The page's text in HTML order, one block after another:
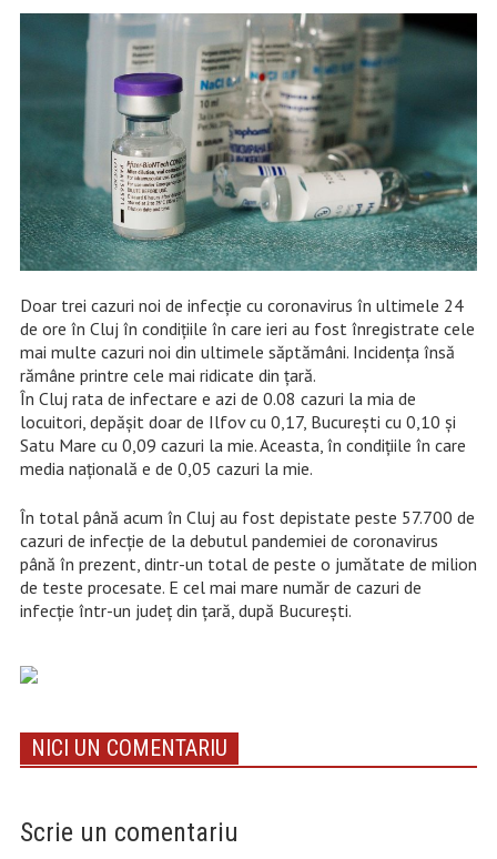
Doar trei cazuri noi de infecție cu coronavirus în ultimele 24
de ore în Cluj în condițiile în care ieri au fost înregistrate cele
mai multe cazuri noi din ultimele săptămâni. Incidența însă
rămâne printre cele mai ridicate din țară.
În Cluj rata de infectare e azi de 0.08 cazuri la mia de
locuitori, depășit doar de Ilfov cu 0,17, București cu 0,10 și
Satu Mare cu 0,09 cazuri la mie. Aceasta, în condițiile în care
media națională e de 0,05 cazuri la mie.
În total până acum în Cluj au fost depistate peste 57.700 de
cazuri de infecție de la debutul pandemiei de coronavirus
până în prezent, dintr-un total de peste o jumătate de milion
de teste procesate. E cel mai mare număr de cazuri de
infecție într-un județ din țară, după București.
NICI UN COMENTARIU
Scrie un comentariu